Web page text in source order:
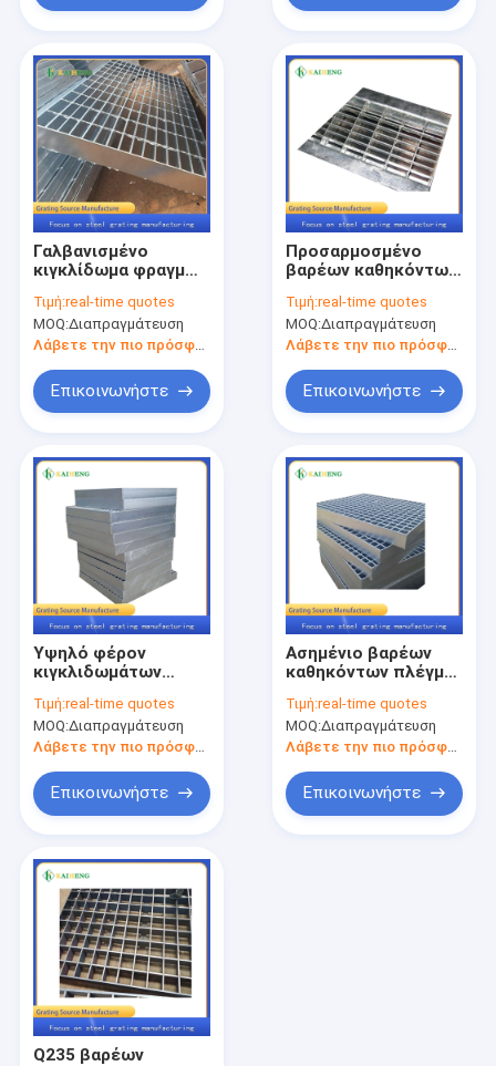
Προϊόντα
Περίπου εμείς
Γύρος εργοστασίων
Ποιοτικός έλεγχος
Ειδήσεις
Περιπτώσεις
κιγκλίδωμα μετάλλων
Γαλβανισμένο πλέγμα μετάλλων
Κάλυψη κιγκλιδωμάτων χάλυβα
πάτωμα πλέγματος μετάλλων
Γαλβανισμένο
κιγκλίδωμα φραγμών
καυτής εμβύθισης
για το μεγάλο
ρουλεμάν
Τιμή:real-time quotes
MOQ:Διαπραγμάτευση
Λάβετε την πιο πρόσφατη τιμή
Επικοινωνήστε
Προσαρμοσμένο
βαρέων καθηκόντων
μετάλλων μη
ολίσθησης
πλέγματος σχαρών
Τιμή:real-time quotes
MOQ:Διαπραγμάτευση
Λάβετε την πιο πρόσφατη τιμή
Επικοινωνήστε
Υψηλό φέρον
κιγκλιδωμάτων
χάλυβα καυτής
εμβύθισης
γαλβανισμένο
Τιμή:real-time quotes
MOQ:Διαπραγμάτευση
Λάβετε την πιο πρόσφατη τιμή
Επικοινωνήστε
Ασημένιο βαρέων
καθηκόντων πλέγμα
χάλυβα χάλυβα
γαλβανισμένο σχάρα
Τιμή:real-time quotes
MOQ:Διαπραγμάτευση
Λάβετε την πιο πρόσφατη τιμή
Επικοινωνήστε
Q235 βαρέων